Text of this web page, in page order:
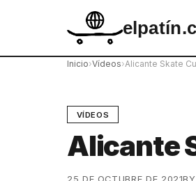
Inicio›Vídeos›Alicante Skate
VÍDEOS
Alicante